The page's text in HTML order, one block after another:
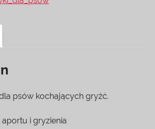
psów kochających gryźć.
i gryzienia